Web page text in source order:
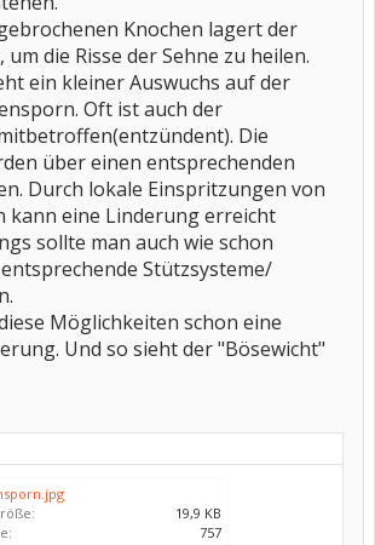
Knochen lagert der
die Risse der Sehne zu heilen.
ein kleiner Auswuchs auf der
Oft ist auch der
Die
über einen entsprechenden
Durch lokale Einspritzungen von
kann eine Linderung erreicht
sollte man auch wie schon
Stützsysteme/
Möglichkeiten schon eine
Und so sieht der "Bösewicht"
19,9 KB
757